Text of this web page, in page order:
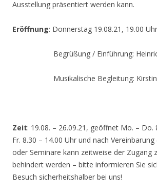
Ausstellung präsentiert werden kann.
Eröffnung: Donnerstag 19.08.21, 19.00 Uhr
Begrüßung / Einführung:
Musikalische Begleitung:
Zeit: 19.08. – 26.09.21, geöffnet Mo. – Do.
Fr. 8.30 – 14.00 Uhr und nach
oder Seminare kann zeitweise der Zugang
behindert werden – bitte informieren Sie
Besuch sicherheitshalber bei uns!